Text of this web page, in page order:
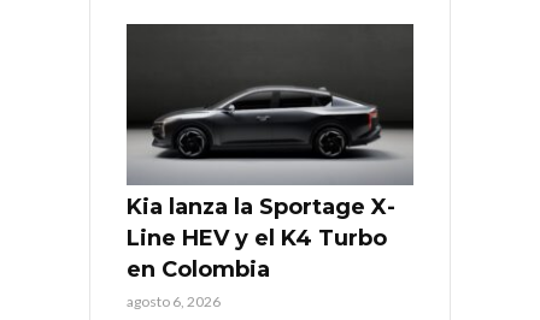
Kia lanza la Sportage X-
Line HEV y el K4 Turbo
en Colombia
agosto 6, 2026